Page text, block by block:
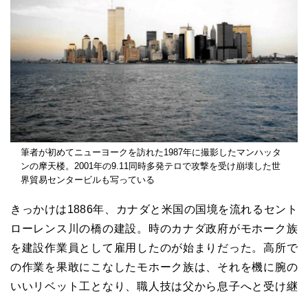
筆者が初めてニューヨークを訪れた1987年に撮影したマンハッタ
ンの摩天楼。2001年の9.11同時多発テロで攻撃を受け崩壊した世
界貿易センタービルも写っている
きっかけは1886年、カナダと米国の国境を流れるセント
ローレンス川の橋の建設。時のカナダ政府がモホーク族
を建設作業員として雇用したのが始まりだった。高所で
の作業を果敢にこなしたモホーク族は、それを機に腕の
いいリベット工となり、職人技は父から息子へと受け継